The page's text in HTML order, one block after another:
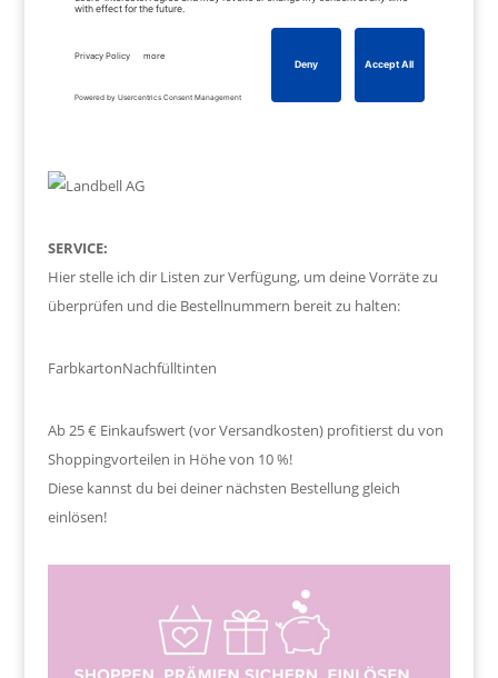
SERVICE:
Hier stelle ich dir Listen zur Verfügung, um deine Vorräte zu
überprüfen und die Bestellnummern bereit zu halten:
FarbkartonNachfülltinten
Ab 25 € Einkaufswert (vor Versandkosten) profitierst du von
Shoppingvorteilen in Höhe von 10 %!
Diese kannst du bei deiner nächsten Bestellung gleich
einlösen!